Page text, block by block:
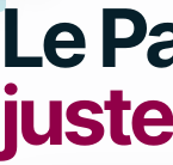
Le